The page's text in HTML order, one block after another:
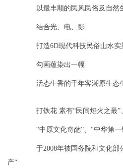
以最丰顺的民风民俗及自然
结合光、电、影
打造6D现代科技民俗山水实
勾画蕴染出一幅
活态生香的千年客潮原生态
打铁花 素有“民间焰火之最”
“中原文化奇葩”、“中华第一
于2008年被国务院和文化部
产“